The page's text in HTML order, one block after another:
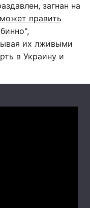
загнан на
править
их лживыми
в Украину и